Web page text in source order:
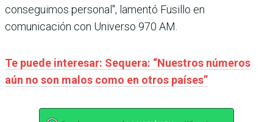
conseguimos personal", lamentó Fusillo en
comunicación con Universo 970 AM.
Te puede interesar: Sequera: “Nuestros números
aún no son malos como en otros países”